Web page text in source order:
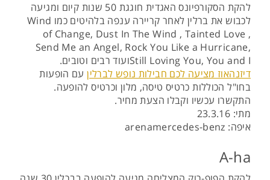
להקת הסקורפיונס האגדית חוגגת 50 שנות קיום ומגיעה
לכבוש את ברלין לאחר קריירה ענפה בלהיטים כמו Wind
of Change, Dust In The Wind , Tainted Love ,
Send Me an Angel, Rock You Like a Hurricane,
Still Loving You, You and Iועוד רבים וטובים.
דיזנהאוז מציעה לכם חבילות נופש לברליןעם הופעות
בחו"ל הכוללות כרטיס טיסה, מלון וכרטיס להופעה.
התקשרו עכשיו וקבלו הצעת מחיר.
מתי: 23.3.16
איפה: arenamercedes-benz
A-ha